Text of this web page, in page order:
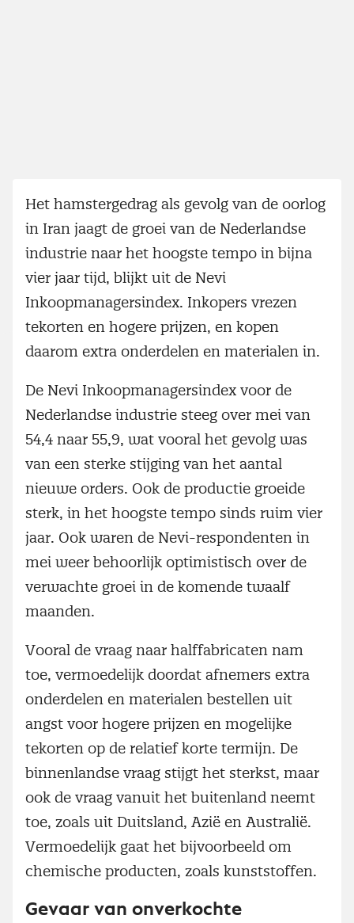
Het hamstergedrag als gevolg van de oorlog
in Iran jaagt de groei van de Nederlandse
industrie naar het hoogste tempo in bijna
vier jaar tijd, blijkt uit de Nevi
Inkoopmanagersindex. Inkopers vrezen
tekorten en hogere prijzen, en kopen
daarom extra onderdelen en materialen in.
De Nevi Inkoopmanagersindex voor de
Nederlandse industrie steeg over mei van
54,4 naar 55,9, wat vooral het gevolg was
van een sterke stijging van het aantal
nieuwe orders. Ook de productie groeide
sterk, in het hoogste tempo sinds ruim vier
jaar. Ook waren de Nevi-respondenten in
mei weer behoorlijk optimistisch over de
verwachte groei in de komende twaalf
maanden.
Vooral de vraag naar halffabricaten nam
toe, vermoedelijk doordat afnemers extra
onderdelen en materialen bestellen uit
angst voor hogere prijzen en mogelijke
tekorten op de relatief korte termijn. De
binnenlandse vraag stijgt het sterkst, maar
ook de vraag vanuit het buitenland neemt
toe, zoals uit Duitsland, Azië en Australië.
Vermoedelijk gaat het bijvoorbeeld om
chemische producten, zoals kunststoffen.
Gevaar van onverkochte